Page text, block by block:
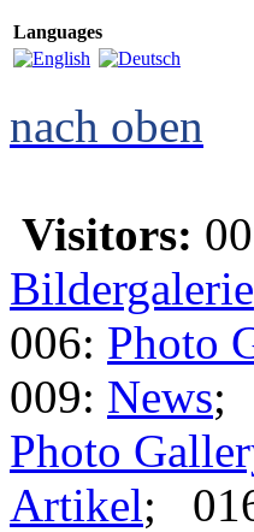
Languages
nach oben
Visitors:
Bildergalerie
006: Photo
009: News;
Photo
Artikel;